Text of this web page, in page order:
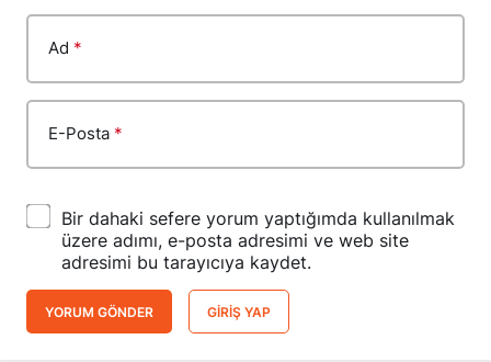
Ad *
E-Posta *
Bir dahaki sefere yorum yaptığımda kullanılmak
üzere adımı, e-posta adresimi ve web site
adresimi bu tarayıcıya kaydet.
YORUM GÖNDER GIRIŞ YAP